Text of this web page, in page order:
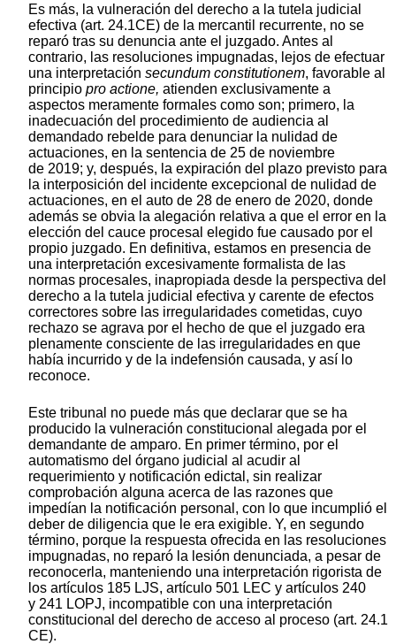
Es más, la vulneración del derecho a la tutela judicial
efectiva (art. 24.1CE) de la mercantil recurrente, no se
reparó tras su denuncia ante el juzgado. Antes al
contrario, las resoluciones impugnadas, lejos de efectuar
una interpretación secundum constitutionem, favorable al
principio pro actione, atienden exclusivamente a
aspectos meramente formales como son; primero, la
inadecuación del procedimiento de audiencia al
demandado rebelde para denunciar la nulidad de
actuaciones, en la sentencia de 25 de noviembre
de 2019; y, después, la expiración del plazo previsto para
la interposición del incidente excepcional de nulidad de
actuaciones, en el auto de 28 de enero de 2020, donde
además se obvia la alegación relativa a que el error en la
elección del cauce procesal elegido fue causado por el
propio juzgado. En definitiva, estamos en presencia de
una interpretación excesivamente formalista de las
normas procesales, inapropiada desde la perspectiva del
derecho a la tutela judicial efectiva y carente de efectos
correctores sobre las irregularidades cometidas, cuyo
rechazo se agrava por el hecho de que el juzgado era
plenamente consciente de las irregularidades en que
había incurrido y de la indefensión causada, y así lo
reconoce.
Este tribunal no puede más que declarar que se ha
producido la vulneración constitucional alegada por el
demandante de amparo. En primer término, por el
automatismo del órgano judicial al acudir al
requerimiento y notificación edictal, sin realizar
comprobación alguna acerca de las razones que
impedían la notificación personal, con lo que incumplió el
deber de diligencia que le era exigible. Y, en segundo
término, porque la respuesta ofrecida en las resoluciones
impugnadas, no reparó la lesión denunciada, a pesar de
reconocerla, manteniendo una interpretación rigorista de
los artículos 185 LJS, artículo 501 LEC y artículos 240
y 241 LOPJ, incompatible con una interpretación
constitucional del derecho de acceso al proceso (art. 24.1
CE).